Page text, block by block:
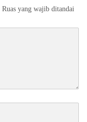
Ruas yang wajib ditandai